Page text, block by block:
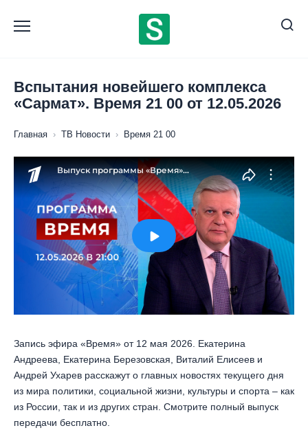
содержанию
Bспытания новейшего комплекса
«Сармат». Время 21 00 от 12.05.2026
Главная › ТВ Новости › Время 21 00
Запись эфира «Время» от 12 мая 2026. Екатерина
Андреева, Екатерина Березовская, Виталий Елисеев и
Андрей Ухарев расскажут о главных новостях текущего дня
из мира политики, социальной жизни, культуры и спорта – как
из России, так и из других стран. Смотрите полный выпуск
передачи бесплатно.